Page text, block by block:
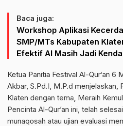
Baca juga:
Workshop Aplikasi
SMP/MTs Kabupaten
Efektif AI Masih Jadi
Ketua Panitia Festival Al-Qur’an 6
Akbar, S.Pd.I, M.P.d menjelaskan,
Klaten dengan tema, Meraih
Pencinta Al-Qur’an ini, telah
munaqosah atau ujian evaluasi